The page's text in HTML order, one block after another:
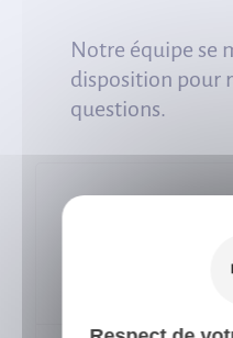
Notre équipe se
disposition pour
questions.
12h30